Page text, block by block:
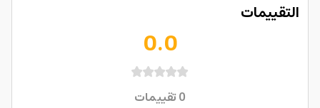
التقييمات
0.0
0تقييمات